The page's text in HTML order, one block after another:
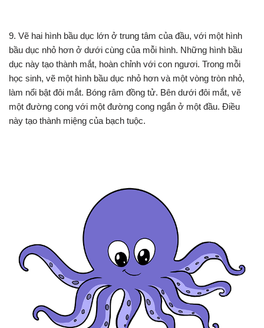
9. Vẽ hai hình bầu dục lớn ở trung tâm của đầu, với một hình
bầu dục nhỏ hơn ở dưới cùng của mỗi hình. Những hình bầu
dục này tạo thành mắt, hoàn chỉnh với con ngươi. Trong mỗi
học sinh, vẽ một hình bầu dục nhỏ hơn và một vòng tròn nhỏ,
làm nổi bật đôi mắt. Bóng râm đồng tử. Bên dưới đôi mắt, vẽ
một đường cong với một đường cong ngắn ở một đầu. Điều
này tạo thành miệng của bạch tuộc.